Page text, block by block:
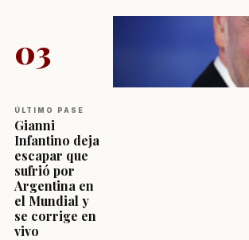
03
ÚLTIMO PASE
Gianni
Infantino deja
escapar que
sufrió por
Argentina en
el Mundial y
se corrige en
vivo